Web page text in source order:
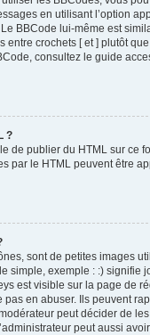
en utilisant l’option
BBCode lui-même est
entre crochets [ et ] plutôt
consultez le guide
?
de publier du HTML sur ce
par le HTML peuvent être
sont de petites images
simple, exemple : :) signifie
est visible sur la page de
pas en abuser. Ils peuvent
peut décider de
peut aussi